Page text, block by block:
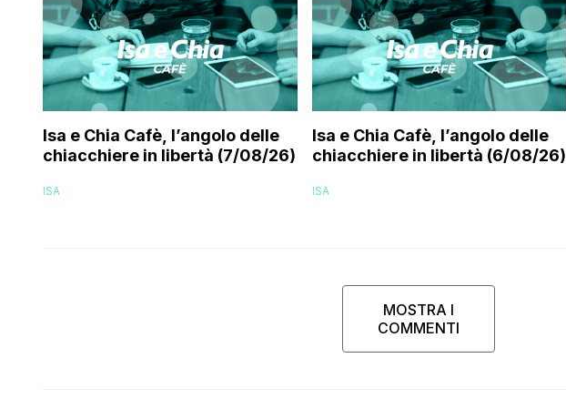
Isa e Chia Cafè, l’angolo delle
chiacchiere in libertà (7/08/26)
ISA
Isa e Chia Cafè, l’angolo delle
chiacchiere in libertà (6/08/26)
ISA
MOSTRA I
COMMENTI